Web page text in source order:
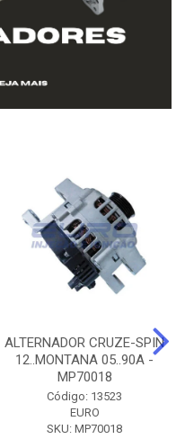
ALTERNADOR CRUZE-SPIN
12..MONTANA 05..90A -
MP70018
Código: 13523
EURO
SKU: MP70018